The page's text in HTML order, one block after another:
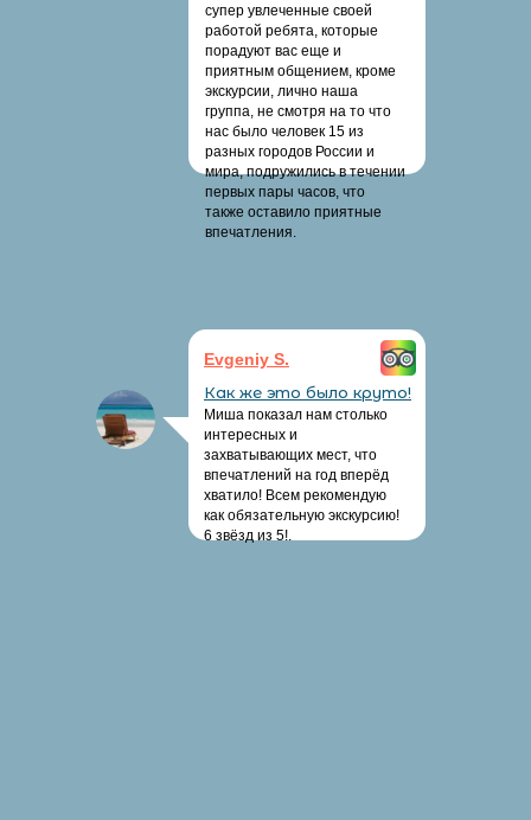
супер увлеченные своей
работой ребята, которые
порадуют вас еще и
приятным общением, кроме
экскурсии, лично наша
группа, не смотря на то что
нас было человек 15 из
разных городов России и
мира, подружились в течении
первых пары часов, что
также оставило приятные
впечатления.
Миша показал нам столько
интересных и
захватывающих мест, что
впечатлений на год вперёд
хватило! Всем рекомендую
как обязательную экскурсию!
6 звёзд из 5!.
Evgeniy S.
Как же это было круто!